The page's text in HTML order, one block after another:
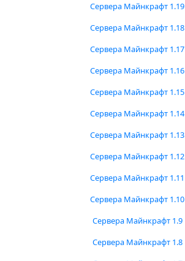
Сервера Майнкрафт 1.19
Сервера Майнкрафт 1.18
Сервера Майнкрафт 1.17
Сервера Майнкрафт 1.16
Сервера Майнкрафт 1.15
Сервера Майнкрафт 1.14
Сервера Майнкрафт 1.13
Сервера Майнкрафт 1.12
Сервера Майнкрафт 1.11
Сервера Майнкрафт 1.10
Сервера Майнкрафт 1.9
Сервера Майнкрафт 1.8